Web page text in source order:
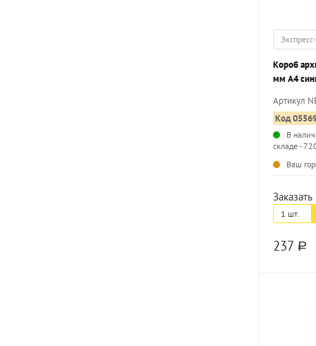
Короб
мм А4
Артикул
Код
В
складе -
Ваш
Заказать
1 шт.
237 a